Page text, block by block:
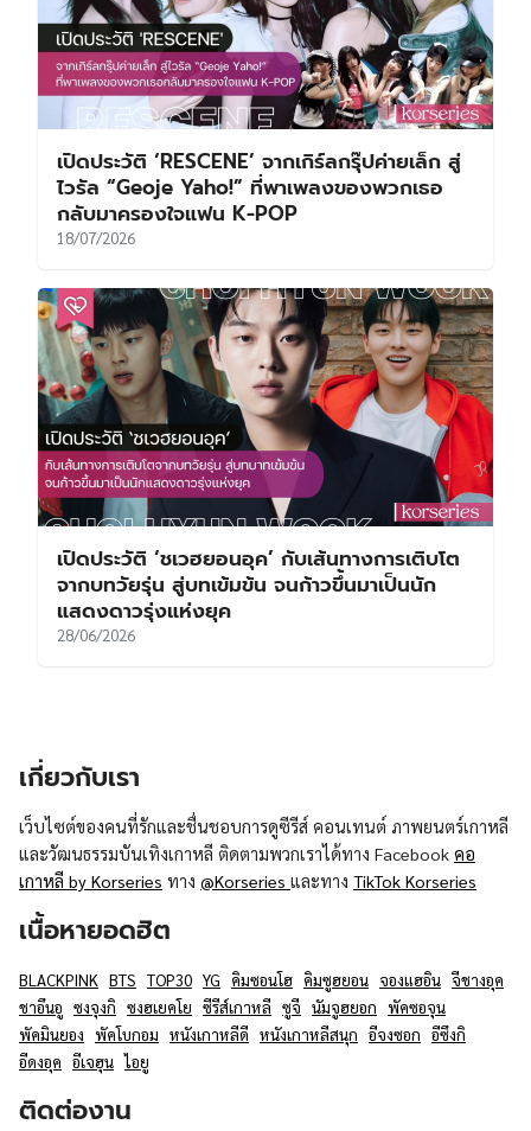
เปิดประวัติ ‘RESCENE’ จากเกิร์ลกรุ๊ปค่ายเล็ก สู่
ไวรัล “Geoje Yaho!” ที่พาเพลงของพวกเธอ
กลับมาครองใจแฟน K-POP
18/07/2026
เปิดประวัติ ‘ชเวฮยอนอุค’ กับเส้นทางการเติบโต
จากบทวัยรุ่น สู่บทเข้มข้น จนก้าวขึ้นมาเป็นนัก
แสดงดาวรุ่งแห่งยุค
28/06/2026
เกี่ยวกับเรา
เว็บไซต์ของคนที่รักและชื่นชอบการดูซีรีส์ คอนเทนต์ ภาพยนตร์เกาหลี
และวัฒนธรรมบันเทิงเกาหลี ติดตามพวกเราได้ทาง Facebook คอ
เกาหลี by Korseries ทาง @Korseries และทาง TikTok Korseries
เนื้อหายอดฮิต
BLACKPINK BTS TOP30 YG คิมซอนโฮ คิมซูฮยอน จองแฮอิน จีชางอุค
ชาอึนอู ซงจุงกิ ซงฮเยคโย ซีรีส์เกาหลี ซูจี นัมจูฮยอก พัคซอจุน
พัคมินยอง พัคโบกอม หนังเกาหลีดี หนังเกาหลีสนุก อีจงซอก อีซึงกิ
อีดงอุค อีเจฮุน ไอยู
ติดต่องาน